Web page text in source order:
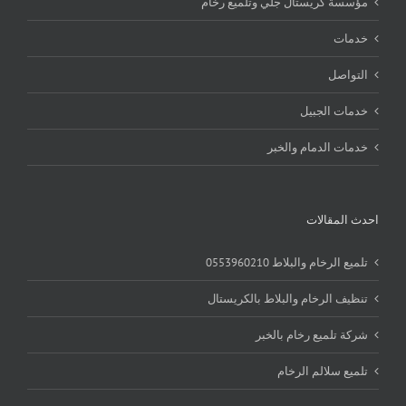
خدمات
التواصل
خدمات الجبيل
خدمات الدمام والخبر
احدث المقالات
تلميع الرخام والبلاط 0553960210
تنظيف الرخام والبلاط بالكريستال
شركة تلميع رخام بالخبر
تلميع سلالم الرخام